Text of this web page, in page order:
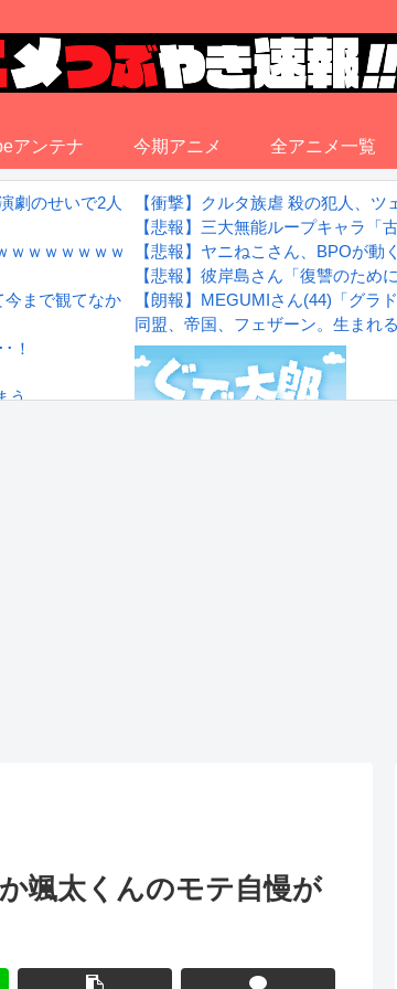
アンテナ 今期アニメ 全アニメ一覧
劇のせいで2人も無駄死ににwwww
ｗｗｗｗｗｗｗ
今まで観てなかったを後悔する…
！
う…
【衝撃】クルタ族虐 殺の犯人、
【悲報】三大無能ループキャラ「
【悲報】ヤニねこさん、BPOが動
【悲報】彼岸島さん「復讐のた
【朗報】MEGUMIさん(44)「グラ
同盟、帝国、フェザーン。生まれ
颯太くんのモテ自慢が